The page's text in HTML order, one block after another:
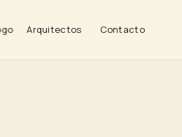
Arquitectos Contacto